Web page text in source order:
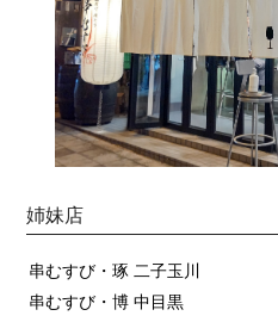
姉妹店
串むすび・琢 二子玉川
串むすび・博 中目黒